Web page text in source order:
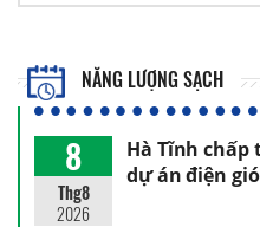
NĂNG LƯỢNG SẠCH
8
Thg8
2026
Hà Tĩnh
dự án điện gió